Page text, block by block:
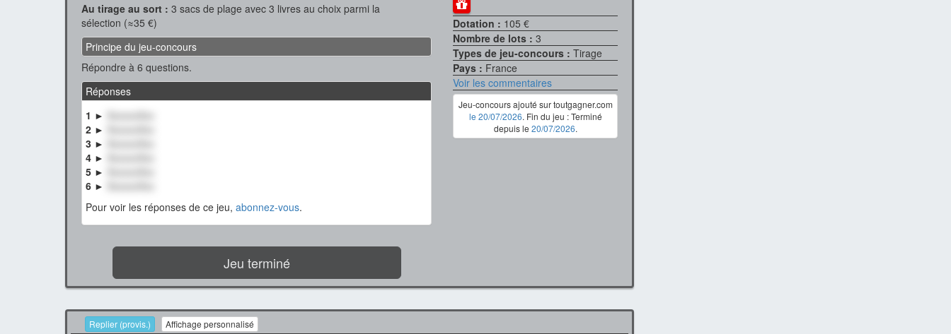
Au tirage au sort : 3 sacs de plage avec 3 livres au choix parmi la
sélection (≈35 €)
Principe du jeu-concours
Répondre à 6 questions.
Réponses
1 ►
XxxxxxXxx
2 ►
3 ►
4 ►
5 ►
6 ►
Pour voir les réponses de ce jeu, abonnez-vous.
Jeu terminé
Dotation : 105 €
Nombre de lots :3
Types de jeu-concours :Tirage
Pays : France
Voir les commentaires
Jeu-concours ajouté sur toutgagner.com
le 20/07/2026. Fin du jeu : Terminé
depuis le 20/07/2026.
Replier (provis.) Affichage personnalisé